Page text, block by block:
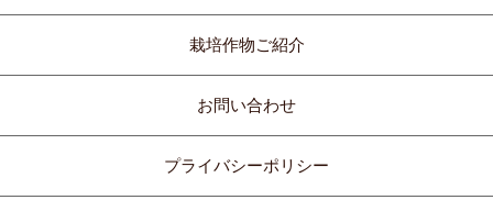
栽培作物ご紹介
お問い合わせ
プライバシーポリシー